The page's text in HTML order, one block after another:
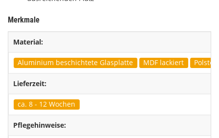
Merkmale
Material:
Aluminium beschichtete Glasplatte MDF lackiert Polster
Lieferzeit:
ca. 8 - 12 Wochen
Pflegehinweise: